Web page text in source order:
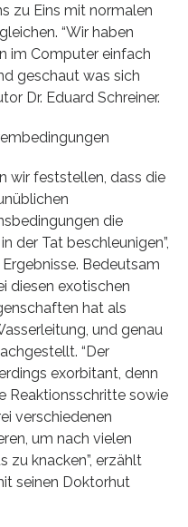
zu Eins mit normalen
“Wir haben
im Computer einfach
geschaut was sich
Dr. Eduard Schreiner.
wir feststellen, dass die
die
der Tat beschleunigen”,
Bedeutsam
diesen exotischen
hat als
und genau
“Der
exorbitant, denn
Reaktionsschritte sowie
verschiedenen
um nach vielen
zu knacken”, erzählt
seinen Doktorhut